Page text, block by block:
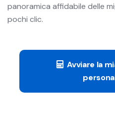
panoramica affidabile delle
pochi clic.
Avviare la